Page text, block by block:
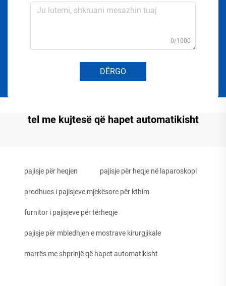
0/1000
DËRGO
tel me kujtesë që hapet automatikisht
pajisje për heqjen pajisje për heqje në laparoskopi
prodhues i pajisjeve mjekësore për kthim
furnitor i pajisjeve për tërheqje
pajisje për mbledhjen e mostrave kirurgjikale
marrës me shprinjë që hapet automatikisht